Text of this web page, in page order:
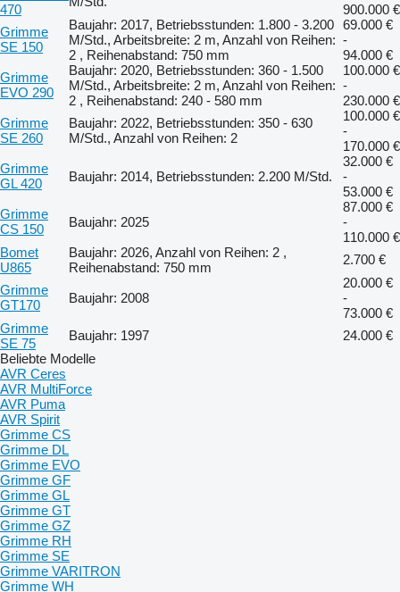
470
900.000 €
Grimme
SE 150
Baujahr: 2017, Betriebsstunden: 1.800 - 3.200
M/Std., Arbeitsbreite: 2 m, Anzahl von Reihen:
2 , Reihenabstand: 750 mm
69.000 €
-
94.000 €
Grimme
EVO 290
Baujahr: 2020, Betriebsstunden: 360 - 1.500
M/Std., Arbeitsbreite: 2 m, Anzahl von Reihen:
2 , Reihenabstand: 240 - 580 mm
100.000 €
-
230.000 €
Grimme
SE 260
Baujahr: 2022, Betriebsstunden: 350 - 630
M/Std., Anzahl von Reihen: 2
100.000 €
-
170.000 €
Grimme
GL 420
Baujahr: 2014, Betriebsstunden: 2.200 M/Std.
32.000 €
-
53.000 €
Grimme
CS 150
Baujahr: 2025
87.000 €
-
110.000 €
Bomet
U865
Baujahr: 2026, Anzahl von Reihen: 2 ,
Reihenabstand: 750 mm
2.700 €
Grimme
GT170
Baujahr: 2008
20.000 €
-
73.000 €
Grimme
SE 75
Baujahr: 1997
24.000 €
Beliebte Modelle
AVR Ceres
AVR MultiForce
AVR Puma
AVR Spirit
Grimme CS
Grimme DL
Grimme EVO
Grimme GF
Grimme GL
Grimme GT
Grimme GZ
Grimme RH
Grimme SE
Grimme VARITRON
Grimme WH